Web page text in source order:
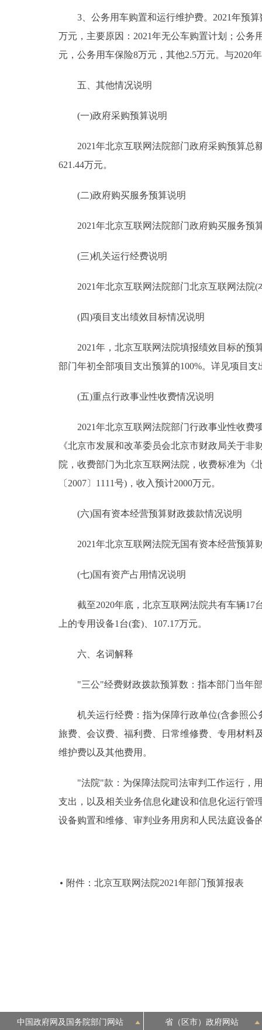
3、公务用车购置和运行维护费。2021年预算
万元，主要原因：2021年无公车购置计划；公务
元，公务用车保险8万元，其他2.5万元。与
五、其他情况说明
(一)政府采购预算说明
2021年北京互联网法院部门政府采购预算总额
621.44万元。
(二)政府购买服务预算说明
2021年北京互联网法院部门政府购买服务预算
(三)机关运行经费说明
2021年北京互联网法院部门北京互联网法院(
(四)项目支出绩效目标情况说明
2021年，北京互联网法院填报绩效目标的预算
部门年初全部项目支出预算的100%。详见项目支
(五)重点行政事业性收费情况说明
2021年北京互联网法院部门行政事业性收费
《北京市发展和改革委员会北京市财政局关于
院，收费部门为北京互联网法院，收费标准为《
〔2007〕1111号)，收入预计2000万元。
(六)国有资本经营预算财政拨款情况说明
2021年北京互联网法院无国有资本经营预算
(七)国有资产占用情况说明
截至2020年底，北京互联网法院共有车辆17台
上的专用设备1台(套)、107.17万元。
六、名词解释
"三公"经费财政拨款预算数：指本部门当年部
机关运行经费：指为保障行政单位(含参照公
旅费、会议费、福利费、日常维修费、专用材料
维护费以及其他费用。
"法院"款：为保障法院司法审判工作运行，用
支出，以及相关业务信息化建设和信息化运行管
设备购置和维修、审判业务用房和人民法庭设备
附件：北京互联网法院2021年部门预算报表
中国政府网及国务院部门网站 省（区市）政府网站